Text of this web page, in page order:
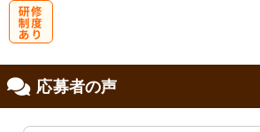
応募者の声